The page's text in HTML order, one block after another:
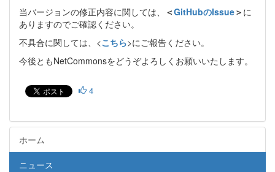
当バージョンの修正内容に関しては、
＜GitHubのIssue＞ に
ありますのでご確認ください。
不具合に関しては、<こちら>にご報告ください。
今後ともNetCommonsをどうぞよろしくお願いいたします。
4
ホーム
ニュース